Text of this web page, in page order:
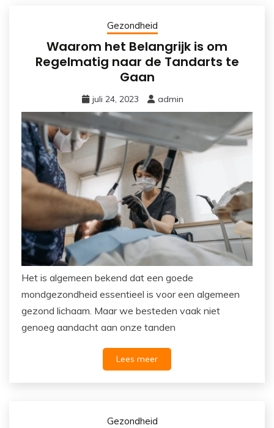
Gezondheid
Waarom het Belangrijk is om
Regelmatig naar de Tandarts te
Gaan
juli 24, 2023 admin
Het is algemeen bekend dat een goede
mondgezondheid essentieel is voor een algemeen
gezond lichaam. Maar we besteden vaak niet
genoeg aandacht aan onze tanden
Lees meer
Gezondheid